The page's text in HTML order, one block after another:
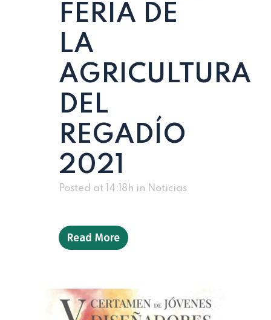
FERIA DE
LA
AGRICULTURA
DEL
REGADÍO
2021
Posted at 14:18h in Noticias
Read More